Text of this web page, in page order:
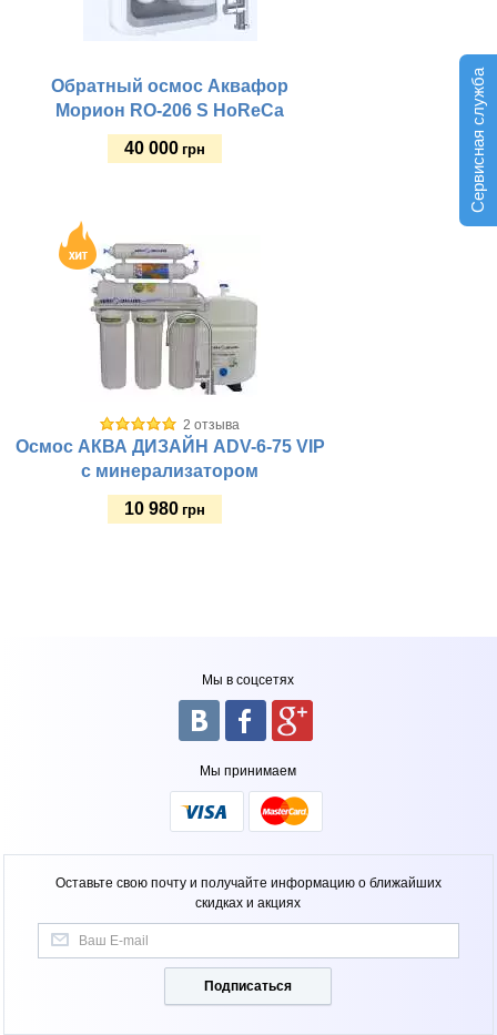
Сервисная служба
Обратный осмос Аквафор
Морион RO-206 S HoReCa
40 000 грн
Фильтр для:
Рабочее давление, атм:
Материал корпуса:
Электропитание:
Высота крана, мм:
Объем бака, л:
Стиль крана:
Габариты (ш/в/г) мм:
2 отзыва
Осмос АКВА ДИЗАЙН ADV-6-75 VIP
с минерализатором
10 980 грн
Материал крепежной пластины:Мы в соцсетях
Мы принимаем
Оставьте свою почту и получайте информацию о ближайших
скидках и акциях
Подписаться